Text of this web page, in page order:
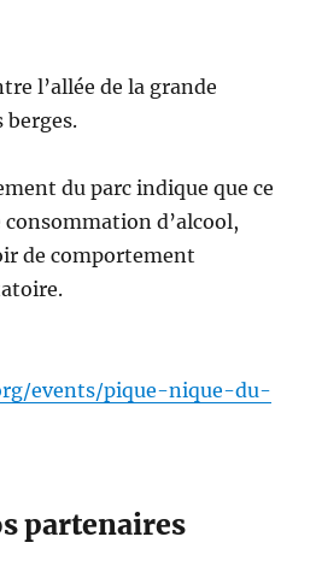
l’allée de la grande
berges.
du parc indique que ce
consommation d’alcool,
de comportement
events/pique-nique-du-
partenaires